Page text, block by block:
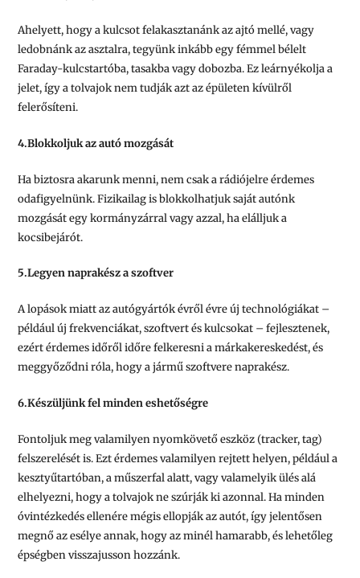
Ahelyett, hogy a kulcsot felakasztanánk az ajtó mellé, vagy
ledobnánk az asztalra, tegyünk inkább egy fémmel bélelt
Faraday-kulcstartóba, tasakba vagy dobozba. Ez leárnyékolja a
jelet, így a tolvajok nem tudják azt az épületen kívülről
felerősíteni.
4.Blokkoljuk az autó mozgását
Ha biztosra akarunk menni, nem csak a rádiójelre érdemes
odafigyelnünk. Fizikailag is blokkolhatjuk saját autónk
mozgását egy kormányzárral vagy azzal, ha elálljuk a
kocsibejárót.
5.Legyen naprakész a szoftver
A lopások miatt az autógyártók évről évre új technológiákat –
például új frekvenciákat, szoftvert és kulcsokat – fejlesztenek,
ezért érdemes időről időre felkeresni a márkakereskedést, és
meggyőződni róla, hogy a jármű szoftvere naprakész.
6.Készüljünk fel minden eshetőségre
Fontoljuk meg valamilyen nyomkövető eszköz (tracker, tag)
felszerelését is. Ezt érdemes valamilyen rejtett helyen, például a
kesztyűtartóban, a műszerfal alatt, vagy valamelyik ülés alá
elhelyezni, hogy a tolvajok ne szúrják ki azonnal. Ha minden
óvintézkedés ellenére mégis ellopják az autót, így jelentősen
megnő az esélye annak, hogy az minél hamarabb, és lehetőleg
épségben visszajusson hozzánk.